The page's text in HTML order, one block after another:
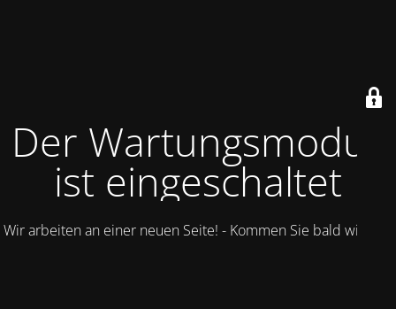
Der Wartungsmodus
ist eingeschaltet
Wir arbeiten an einer neuen Seite! - Kommen Sie bald wieder.